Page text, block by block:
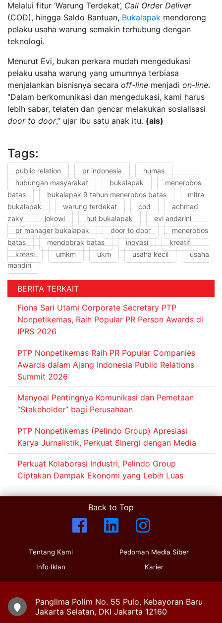
Melalui fitur ‘Warung Terdekat’, Call Order Deliver
(COD), hingga Saldo Bantuan, Bukalapak mendorong
pelaku usaha warung semakin terhubung dengan
teknologi.
Menurut Evi, bukan perkara mudah mengedukasi
pelaku usaha warung yang umumnya terbiasa
menjalankan bisnisnya secara off-line menjadi on-line.
"Dalam berkomunikasi dan mengedukasi, kami harus
lebih sabar, telaten dan gencar melakukan sosialisasi
door to door,” ujar ibu satu anak itu. (ais)
Tags:
public relation pr indonesia
humas
hubungan masyarakat
bukalapak
menerobos
batas
bukalapak 9 tahun menerobos batas
mitra
bukalapak
warung terdekat cod
achmad
zaky
jokowi hut bukalapak
evi andarini
pr manager bukalapak
door to door
menerobos
batas
mendobrak batas inovasi
kreatif
kreasi
umkm ukm usaha kecil
usaha
mandiri
BERITA TERKAIT
Fiona Sari Utami Corporate Secretary PTP
Nonpetikemas, Raih Popular PR Person Awards di
IPRS 2026
PTP Nonpetikemas Raih PR Popular Companies
Awards dalam Ajang Indonesia Public Relations
Summit 2026
Menyoal Pentingnya Komunikasi dan Pemetaan
“Stakeholder” bagi Perusahaan
PTP Nonpetikemas (Pelindo Group) Apresiasi
Karya Jurnalistik, Perkuat Sinergi dengan Media
Perkuat Kolaborasi Industri, Pelindo Group
Ciptakan Dampak Ekonomi yang Lebih Luas
Back to Top
Tentang Kami
Info Iklan
Pedoman Media Siber
Karier
Panglima Polim No. 55 Pulo, Kebayoran Baru
Jakarta Selatan, DKI Jakarta 12160